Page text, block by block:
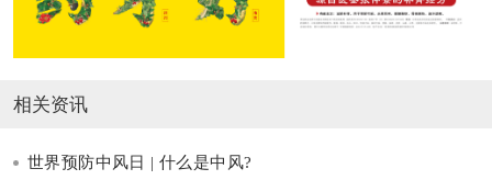
相关资讯
世界预防中风日 | 什么是中风?